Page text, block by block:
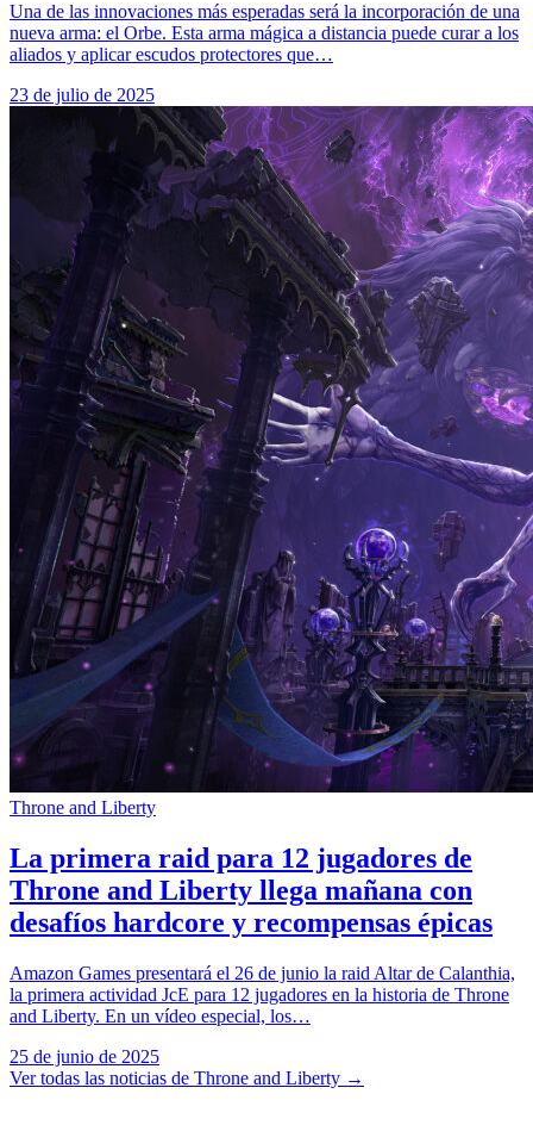
Una de las innovaciones más esperadas será la incorporación de una
nueva arma: el Orbe. Esta arma mágica a distancia puede curar a los
aliados y aplicar escudos protectores que…
23 de julio de 2025
Throne and Liberty
La primera raid para 12 jugadores de
Throne and Liberty llega mañana con
desafíos hardcore y recompensas épicas
Amazon Games presentará el 26 de junio la raid Altar de Calanthia,
la primera actividad JcE para 12 jugadores en la historia de Throne
and Liberty. En un vídeo especial, los…
25 de junio de 2025
Ver todas las noticias de Throne and Liberty →